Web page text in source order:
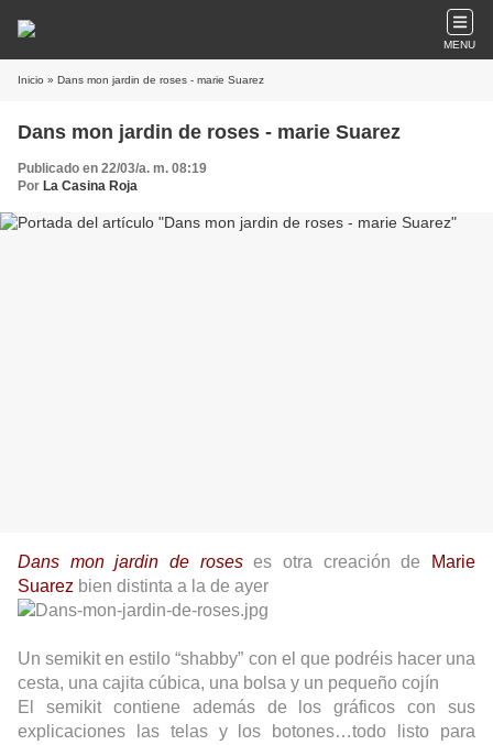
MENU
Inicio » Dans mon jardin de roses - marie Suarez
Dans mon jardin de roses - marie Suarez
Publicado en 22/03/a. m. 08:19
Por La Casina Roja
Dans mon jardin de roseses otra creación de
Marie
Suarez bien distinta a la de ayer
Un semikit en estilo “shabby” con el que podréis hacer una
cesta, una cajita cúbica, una bolsa y un pequeño cojín
El semikit contiene además de los gráficos con sus
explicaciones las telas y los botones…todo listo para